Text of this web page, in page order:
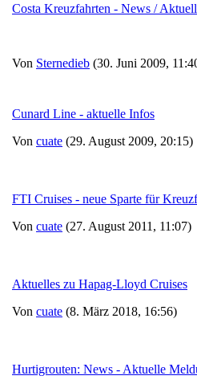
Costa Kreuzfahrten - News /
Von Sternedieb (30. Juni 2009,
Cunard Line - aktuelle Infos
Von cuate (29. August 2009, 20:15)
FTI Cruises - neue Sparte für
Von cuate (27. August 2011, 11:07)
Aktuelles zu Hapag-Lloyd Cruises
Von cuate (8. März 2018, 16:56)
Hurtigrouten: News - Aktuelle